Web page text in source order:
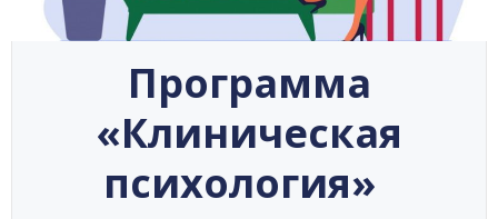
Программа
«Клиническая
психология»